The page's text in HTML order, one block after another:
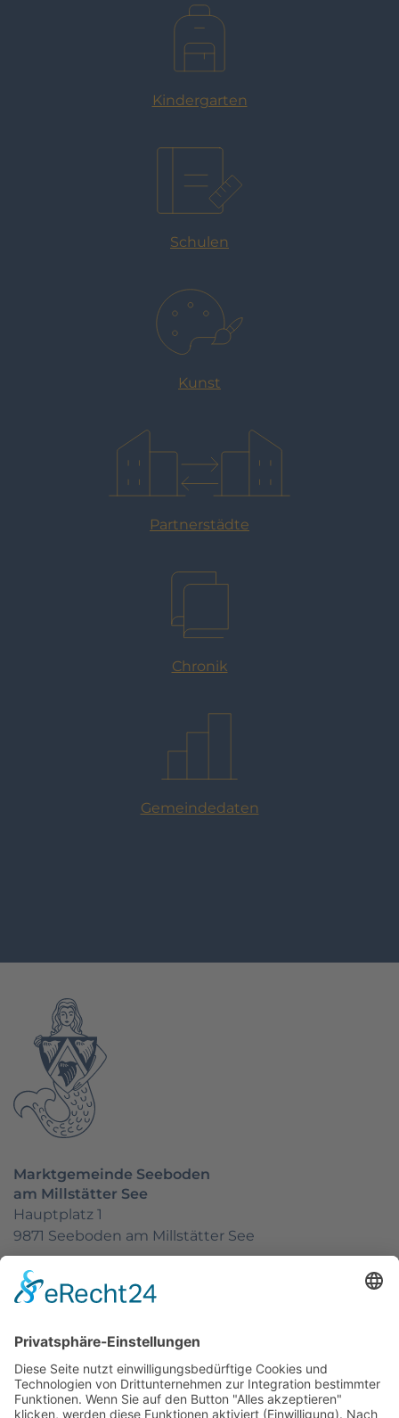
Kindergarten
Schulen
Kunst
Partnerstädte
Chronik
Gemeindedaten
Marktgemeinde Seeboden
am Millstätter See
Hauptplatz 1
9871 Seeboden am Millstätter See
Kontakt
E-Mail: seeboden@ktn.gde.at
Telefon:+43 4762 81 255-0
Fax: +43 4762 82834